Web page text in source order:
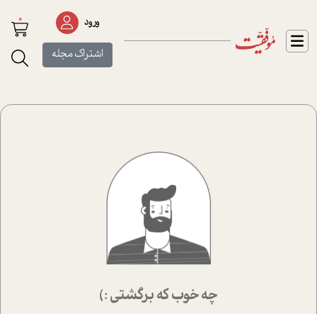
ورود
اشتراک مجله
0
چه خوب که برگشتی :)